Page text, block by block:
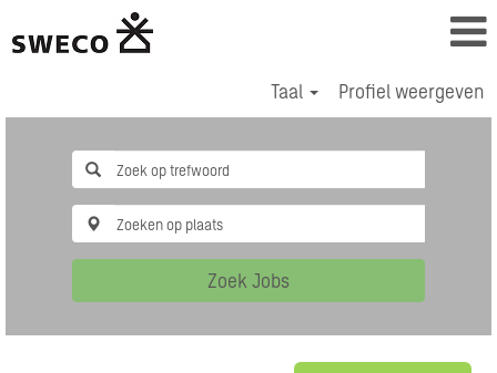
Taal Profiel weergeven
Zoek Jobs